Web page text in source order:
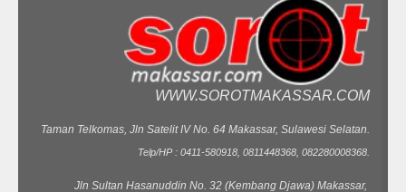
WWW.SOROTMAKASSAR.COM
Taman Telkomas, Jln Satelit IV No. 64 Makassar, Sulawesi Selatan.
Telp/HP : 0411-580918, 0811448368, 082280008368.
Jln Sultan Hasanuddin No. 32 (Kembang Djawa) Makassar,